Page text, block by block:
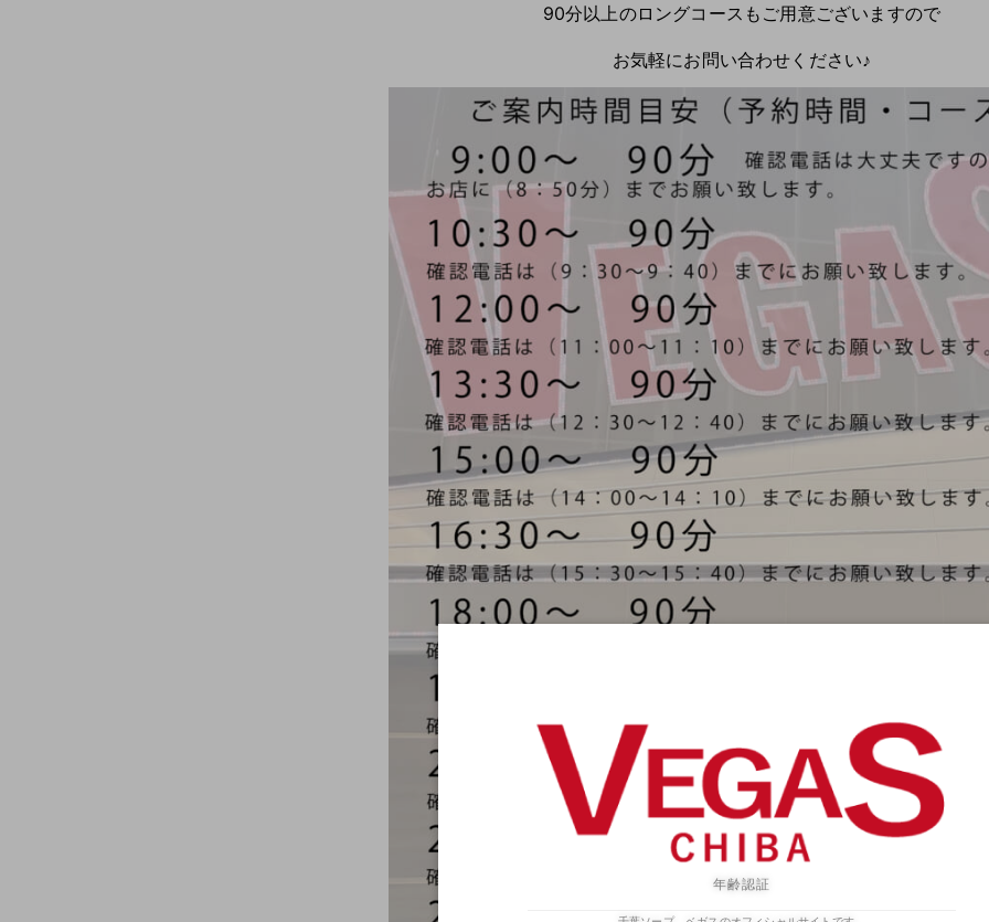
90分以上のロングコースもご用意ございますので
お気軽にお問い合わせください♪
年齢認証